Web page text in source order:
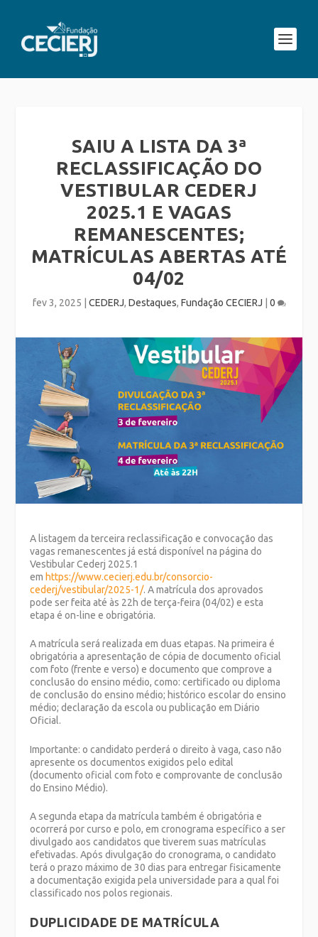
SAIU A LISTA DA 3ª
RECLASSIFICAÇÃO DO
VESTIBULAR CEDERJ
2025.1 E VAGAS
REMANESCENTES;
MATRÍCULAS ABERTAS ATÉ
04/02
fev 3, 2025 CEDERJ, Destaques, Fundação CECIERJ 0
A listagem da terceira reclassificação e convocação das
vagas remanescentes já está disponível na página do
Vestibular Cederj 2025.1
em https://www.cecierj.edu.br/consorcio-
cederj/vestibular/2025-1/. A matrícula dos aprovados
pode ser feita até às 22h de terça-feira (04/02) e esta
etapa é on-line e obrigatória.
A matrícula será realizada em duas etapas. Na primeira é
obrigatória a apresentação de cópia de documento oficial
com foto (frente e verso) e documento que comprove a
conclusão do ensino médio, como: certificado ou diploma
de conclusão do ensino médio; histórico escolar do ensino
médio; declaração da escola ou publicação em Diário
Oficial.
Importante: o candidato perderá o direito à vaga, caso não
apresente os documentos exigidos pelo edital
(documento oficial com foto e comprovante de conclusão
do Ensino Médio).
A segunda etapa da matrícula também é obrigatória e
ocorrerá por curso e polo, em cronograma específico a ser
divulgado aos candidatos que tiverem suas matrículas
efetivadas. Após divulgação do cronograma, o candidato
terá o prazo máximo de 30 dias para entregar fisicamente
a documentação exigida pela universidade para a qual foi
classificado nos polos regionais.
DUPLICIDADE DE MATRÍCULA